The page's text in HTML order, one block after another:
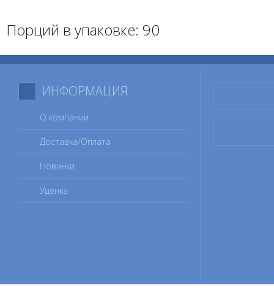
Порций в упаковке: 90
ИНФОРМАЦИЯ
О компании
Доставка/Оплата
Новинки
Уценка